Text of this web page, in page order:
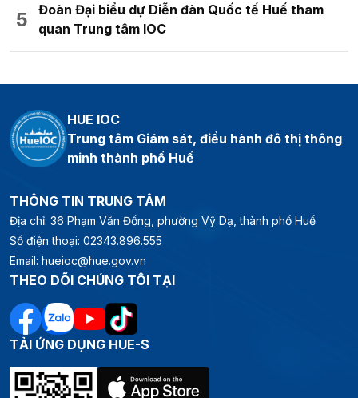
Đoàn Đại biểu dự Diễn đàn Quốc tế Huế tham
quan Trung tâm IOC
HUE IOC
Trung tâm Giám sát, điều hành đô thị thông
minh thành phố Huế
THÔNG TIN TRUNG TÂM
Địa chỉ: 36 Phạm Văn Đồng, phường Vỹ Dạ, thành phố Huế
Số điện thoại: 02343.896.555
Email: hueioc@hue.gov.vn
THEO DÕI CHÚNG TÔI TẠI
TẢI ỨNG DỤNG HUE-S